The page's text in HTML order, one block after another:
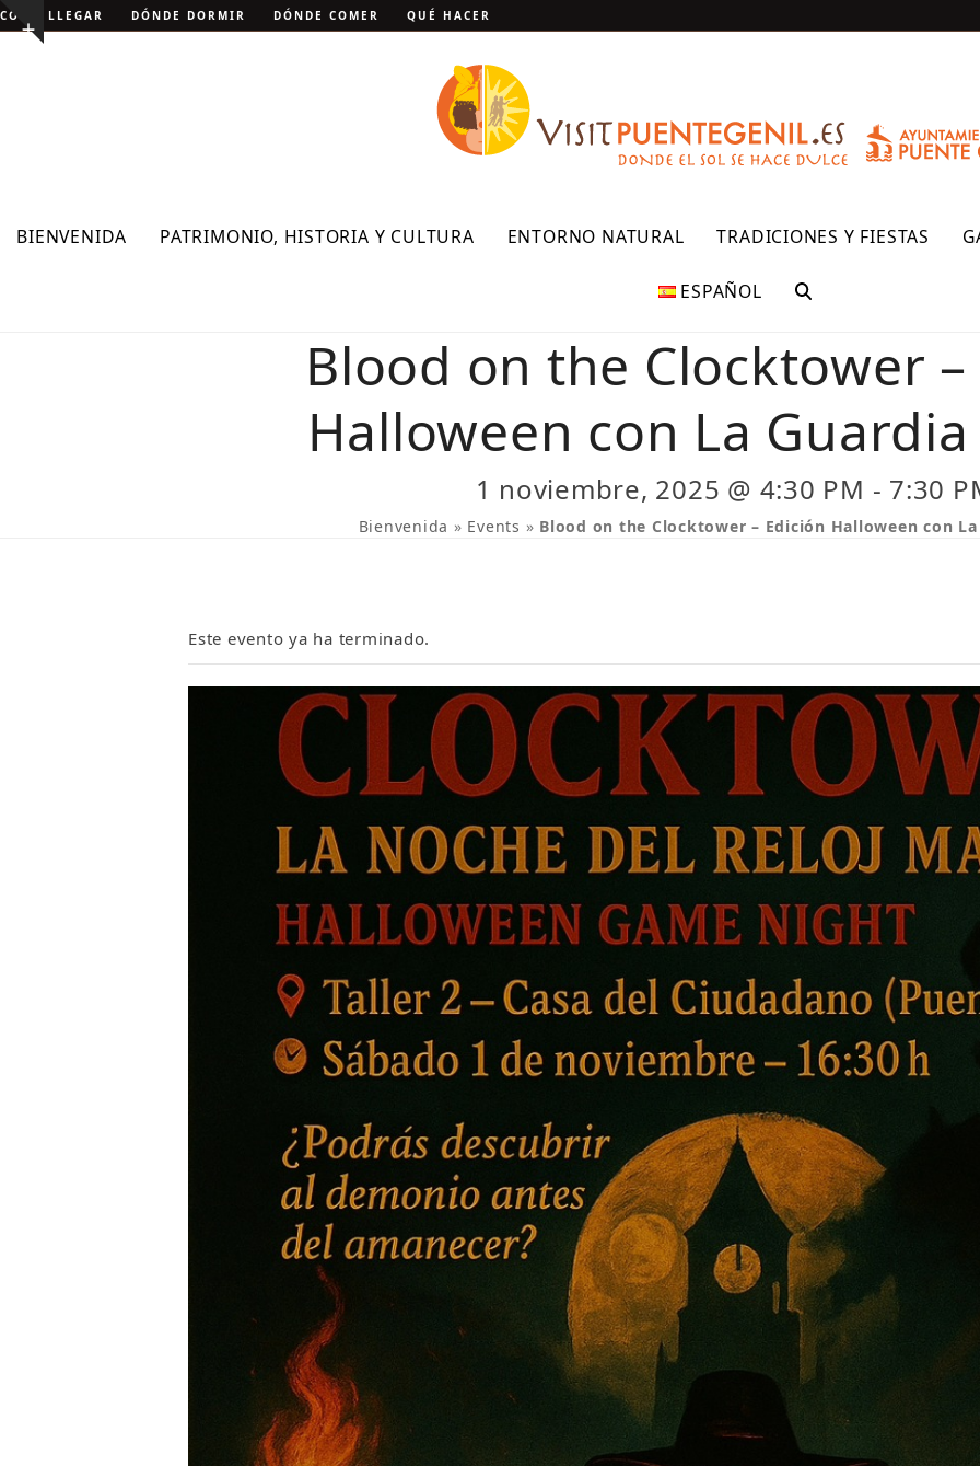
Skip
to Show
CÓMO LLEGAR DÓNDE DORMIR DÓNDE COMER QUÉ HACER
BIENVENIDA PATRIMONIO, HISTORIA Y CULTURA ENTORNO NATURAL TRADICIONES Y FIESTAS
ESPAÑOL
Blood on the Clocktower –
Halloween con La
1 noviembre, 2025 @ 4:30 PM - 7:30
Bienvenida » Events » Blood on the Clocktower – Edición Halloween con
Este evento ya ha terminado.